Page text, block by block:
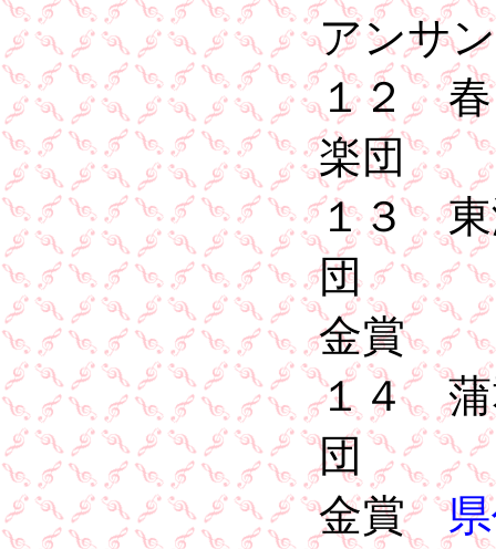
アンサ
１２ 春
楽
１３ 東
金賞
１４ 蒲
金賞